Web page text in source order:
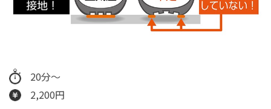
20分～
2,200円